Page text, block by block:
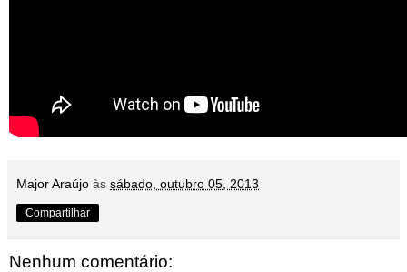
Major Araújo às sábado, outubro 05, 2013
Compartilhar
Nenhum comentário: